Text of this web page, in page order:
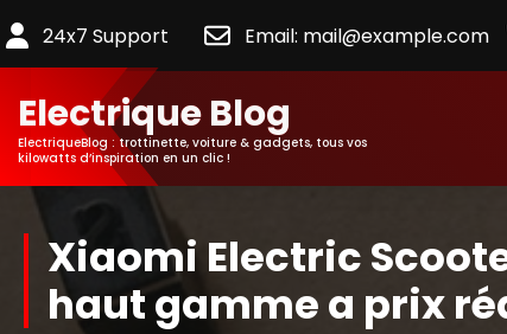
24x7 Support Email: mail@example.com
Electrique Blog
ElectriqueBlog : trottinette, voiture & gadgets, tous vos
kilowatts d’inspiration en un clic !
Xiaomi Electric
haut gamme a prix